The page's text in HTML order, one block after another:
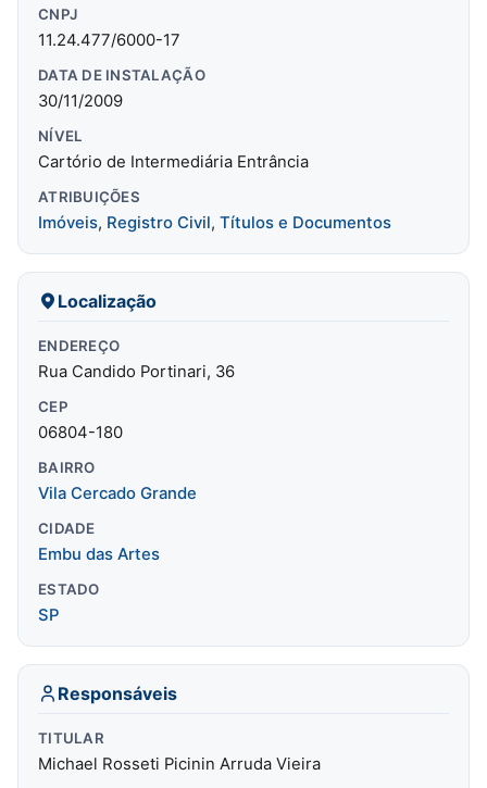
CNPJ
11.24.477/6000-17
DATA DE INSTALAÇÃO
30/11/2009
NÍVEL
Cartório de Intermediária Entrância
ATRIBUIÇÕES
Imóveis, Registro Civil, Títulos e Documentos
Localização
ENDEREÇO
Rua Candido Portinari, 36
CEP
06804-180
BAIRRO
Vila Cercado Grande
CIDADE
Embu das Artes
ESTADO
SP
Responsáveis
TITULAR
Michael Rosseti Picinin Arruda Vieira